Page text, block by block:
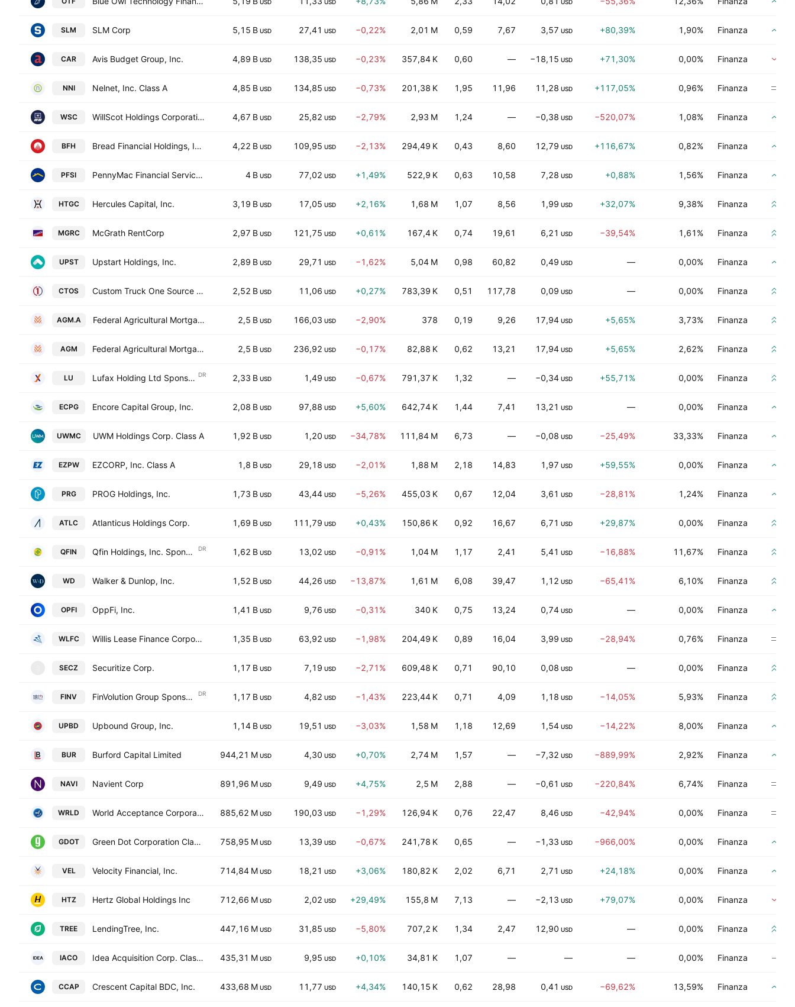
USD USD USD
SLM SLM Corp 5,15 B USD 27,41 USD −0,22% 2,01 M 0,59 7,67 3,57 USD +80,39% 1,90% Finanza
CAR Avis Budget Group, Inc. 4,89 B USD 138,35 USD −0,23% 357,84 K 0,60 — −18,15 USD +71,30% 0,00% Finanza
NNI Nelnet, Inc. Class A 4,85 B USD 134,85 USD −0,73% 201,38 K 1,95 11,96 11,28 USD +117,05% 0,96% Finanza
WSC WillScot Holdings Corporation Class A 4,67 B USD 25,82 USD −2,79% 2,93 M 1,24 — −0,38 USD −520,07% 1,08% Finanza
BFH Bread Financial Holdings, Inc. 4,22 B USD 109,95 USD −2,13% 294,49 K 0,43 8,60 12,79 USD +116,67% 0,82% Finanza
PFSI PennyMac Financial Services, Inc. 4 B USD 77,02 USD +1,49% 522,9 K 0,63 10,58 7,28 USD +0,88% 1,56% Finanza
HTGC Hercules Capital, Inc. 3,19 B USD 17,05 USD +2,16% 1,68 M 1,07 8,56 1,99 USD +32,07% 9,38% Finanza
MGRC McGrath RentCorp 2,97 B USD 121,75 USD +0,61% 167,4 K 0,74 19,61 6,21 USD −39,54% 1,61% Finanza
UPST Upstart Holdings, Inc. 2,89 B USD 29,71 USD −1,62% 5,04 M 0,98 60,82 0,49 USD — 0,00% Finanza
CTOS Custom Truck One Source Inc 2,52 B USD 11,06 USD +0,27% 783,39 K 0,51 117,78 0,09 USD — 0,00% Finanza
AGM.A Federal Agricultural Mortgage Corporation Class A 2,5 B USD 166,03 USD −2,90% 378 0,19 9,26 17,94 USD +5,65% 3,73% Finanza
AGM Federal Agricultural Mortgage Corporation Class C 2,5 B USD 236,92 USD −0,17% 82,88 K 0,62 13,21 17,94 USD +5,65% 2,62% Finanza
LU Lufax Holding Ltd Sponsored ADR Class A DR 2,33 B USD 1,49 USD −0,67% 791,37 K 1,32 — −0,34 USD +55,71% 0,00% Finanza
ECPG Encore Capital Group, Inc. 2,08 B USD 97,88 USD +5,60% 642,74 K 1,44 7,41 13,21 USD — 0,00% Finanza
UWMC UWM Holdings Corp. Class A 1,92 B USD 1,20 USD −34,78% 111,84 M 6,73 — −0,08 USD −25,49% 33,33% Finanza
EZPW EZCORP, Inc. Class A 1,8 B USD 29,18 USD −2,01% 1,88 M 2,18 14,83 1,97 USD +59,55% 0,00% Finanza
PRG PROG Holdings, Inc. 1,73 B USD 43,44 USD −5,26% 455,03 K 0,67 12,04 3,61 USD −28,81% 1,24% Finanza
ATLC Atlanticus Holdings Corp. 1,69 B USD 111,79 USD +0,43% 150,86 K 0,92 16,67 6,71 USD +29,87% 0,00% Finanza
QFIN Qfin Holdings, Inc. Sponsored ADR Class A DR 1,62 B USD 13,02 USD −0,91% 1,04 M 1,17 2,41 5,41 USD −16,88% 11,67% Finanza
WD Walker & Dunlop, Inc. 1,52 B USD 44,26 USD −13,87% 1,61 M 6,08 39,47 1,12 USD −65,41% 6,10% Finanza
OPFI OppFi, Inc. 1,41 B USD 9,76 USD −0,31% 340 K 0,75 13,24 0,74 USD — 0,00% Finanza
WLFC Willis Lease Finance Corporation 1,35 B USD 63,92 USD −1,98% 204,49 K 0,89 16,04 3,99 USD −28,94% 0,76% Finanza
SECZ Securitize Corp. 1,17 B USD 7,19 USD −2,71% 609,48 K 0,71 90,10 0,08 USD — 0,00% Finanza
FINV FinVolution Group Sponsored ADR Class A DR 1,17 B USD 4,82 USD −1,43% 223,44 K 0,71 4,09 1,18 USD −14,05% 5,93% Finanza
UPBD Upbound Group, Inc. 1,14 B USD 19,51 USD −3,03% 1,58 M 1,18 12,69 1,54 USD −14,22% 8,00% Finanza
BUR Burford Capital Limited 944,21 M USD 4,30 USD +0,70% 2,74 M 1,57 — −7,32 USD −889,99% 2,92% Finanza
NAVI Navient Corp 891,96 M USD 9,49 USD +4,75% 2,5 M 2,88 — −0,61 USD −220,84% 6,74% Finanza
WRLD World Acceptance Corporation 885,62 M USD 190,03 USD −1,29% 126,94 K 0,76 22,47 8,46 USD −42,94% 0,00% Finanza
GDOT Green Dot Corporation Class A 758,95 M USD 13,39 USD −0,67% 241,78 K 0,65 — −1,33 USD −966,00% 0,00% Finanza
VEL Velocity Financial, Inc. 714,84 M USD 18,21 USD +3,06% 180,82 K 2,02 6,71 2,71 USD +24,18% 0,00% Finanza
HTZ Hertz Global Holdings Inc 712,66 M USD 2,02 USD +29,49% 155,8 M 7,13 — −2,13 USD +79,07% 0,00% Finanza
TREE LendingTree, Inc. 447,16 M USD 31,85 USD −5,80% 707,2 K 1,34 2,47 12,90 USD — 0,00% Finanza
IACO Idea Acquisition Corp. Class A 435,31 M USD 9,95 USD +0,10% 34,81 K 1,07 — — — 0,00% Finanza
CCAP Crescent Capital BDC, Inc. 433,68 M USD 11,77 USD +4,34% 140,15 K 0,62 28,98 0,41 USD −69,62% 13,59% Finanza